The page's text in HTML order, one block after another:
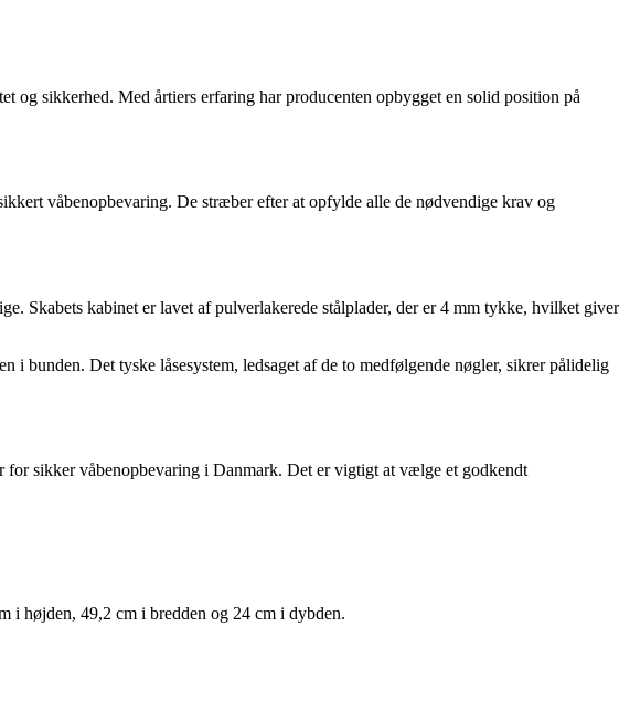
og sikkerhed. Med årtiers erfaring har producenten opbygget en solid position på
våbenopbevaring. De stræber efter at opfylde alle de nødvendige krav og
Skabets kabinet er lavet af pulverlakerede stålplader, der er 4 mm tykke, hvilket giver
i bunden. Det tyske låsesystem, ledsaget af de to medfølgende nøgler, sikrer pålidelig
for sikker våbenopbevaring i Danmark. Det er vigtigt at vælge et godkendt
i højden, 49,2 cm i bredden og 24 cm i dybden.